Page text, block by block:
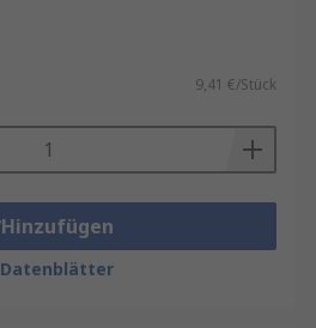
9,41 €/Stück
Hinzufügen
Datenblätter